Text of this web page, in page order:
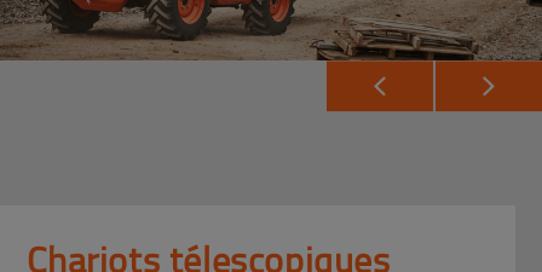
Chariots télescopiques